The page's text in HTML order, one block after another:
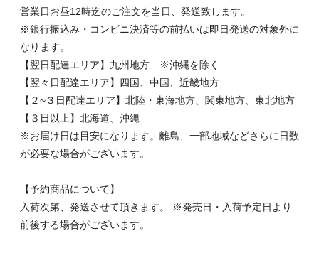
営業日お昼12時迄のご注文を当日、発送致します。
※銀行振込み・コンビニ決済等の前払いは即日発送の対象外に
なります。
【翌日配達エリア】九州地方 ※沖縄を除く
【翌々日配達エリア】四国、中国、近畿地方
【２~３日配達エリア】北陸・東海地方、関東地方、東北地方
【３日以上】北海道、沖縄
※お届け日は目安になります。離島、一部地域などさらに日数
が必要な場合がございます。
【予約商品について】
入荷次第、発送させて頂きます。 ※発売日・入荷予定日より
前後する場合がございます。